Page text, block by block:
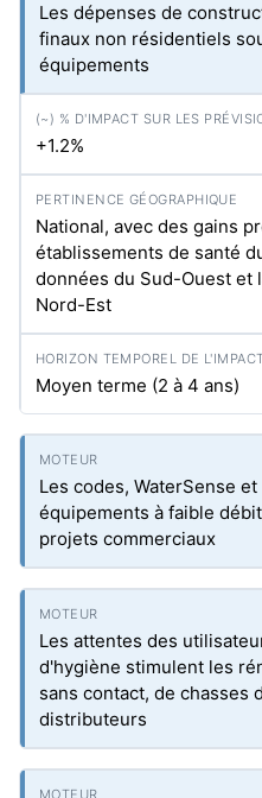
Les dépenses de
finaux non résidentiels
équipements
+1.2%
National, avec des gains
établissements de santé
données du Sud-Ouest et
Nord-Est
Moyen terme (2 à 4 ans)
Les codes, WaterSense
équipements à faible
projets commerciaux
Les attentes des
d'hygiène stimulent les
sans contact, de chasses
distributeurs